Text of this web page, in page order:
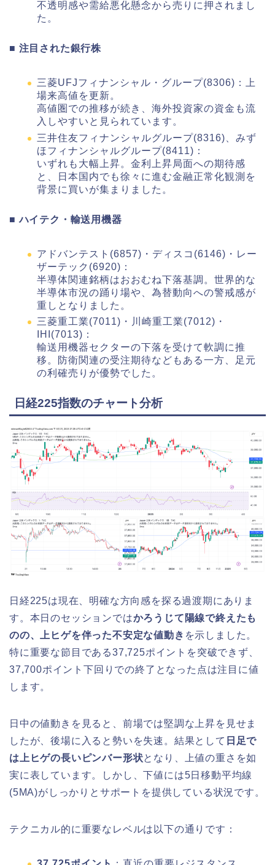
不透明感や需給悪化懸念から売りに押されまし
た。
■ 注目された銀行株
三菱UFJフィナンシャル・グループ(8306)：上
場来高値を更新。
高値圏での推移が続き、海外投資家の資金も流
入しやすいと見られています。
三井住友フィナンシャルグループ(8316)、みず
ほフィナンシャルグループ(8411)：
いずれも大幅上昇。金利上昇局面への期待感
と、日本国内でも徐々に進む金融正常化観測を
背景に買いが集まりました。
■ ハイテク・輸送用機器
アドバンテスト(6857)・ディスコ(6146)・レー
ザーテック(6920)：
半導体関連銘柄はおおむね下落基調。世界的な
半導体市況の踊り場や、為替動向への警戒感が
重しとなりました。
三菱重工業(7011)・川崎重工業(7012)・
IHI(7013)：
輸送用機器セクターの下落を受けて軟調に推
移。防衛関連の受注期待などもある一方、足元
の利確売りが優勢でした。
日経225指数のチャート分析
日経225は現在、明確な方向感を探る過渡期にありま
す。本日のセッションではかろうじて陽線で終えたも
のの、上ヒゲを伴った不安定な値動き を示しました。
特に重要な節目である37,725ポイントを突破できず、
37,700ポイント下回りでの終了となった点は注目に値
します。
日中の値動きを見ると、前場では堅調な上昇を見せま
したが、後場に入ると勢いを失速。結果として 日足で
は上ヒゲの長いピンバー形状となり、上値の重さを如
実に表しています。しかし、下値には5日移動平均線
(5MA)がしっかりとサポートを提供している状況です。
テクニカル的に重要なレベルは以下の通りです：